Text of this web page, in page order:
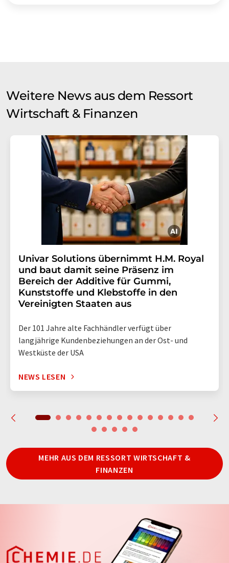
Weitere News aus dem Ressort
Wirtschaft & Finanzen
Univar Solutions übernimmt H.M. Royal
und baut damit seine Präsenz im
Bereich der Additive für Gummi,
Kunststoffe und Klebstoffe in den
Vereinigten Staaten aus
Der 101 Jahre alte Fachhändler verfügt über
langjährige Kundenbeziehungen an der Ost- und
Westküste der USA
NEWS LESEN
MEHR AUS DEM RESSORT WIRTSCHAFT &
FINANZEN